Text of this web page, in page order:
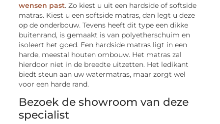
wensen past. Zo kiest u uit een hardside of softside
matras. Kiest u een softside matras, dan legt u deze
op de onderbouw. Tevens heeft dit type een dikke
buitenrand, is gemaakt is van polyetherschuim en
isoleert het goed. Een hardside matras ligt in een
harde, meestal houten ombouw. Het matras zal
hierdoor niet in de breedte uitzetten. Het ledikant
biedt steun aan uw watermatras, maar zorgt wel
voor een harde rand.
Bezoek de showroom van deze
specialist